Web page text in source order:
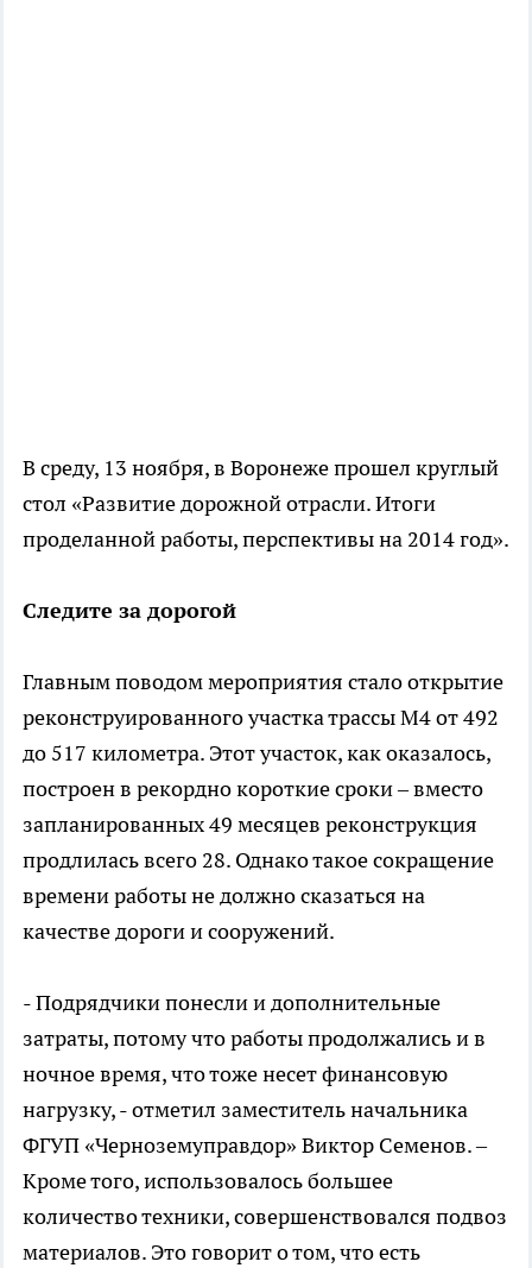
В среду, 13 ноября, в Воронеже прошел круглый
стол «Развитие дорожной отрасли. Итоги
проделанной работы, перспективы на 2014 год».
Следите за дорогой
Главным поводом мероприятия стало открытие
реконструированного участка трассы М4 от 492
до 517 километра. Этот участок, как оказалось,
построен в рекордно короткие сроки – вместо
запланированных 49 месяцев реконструкция
продлилась всего 28. Однако такое сокращение
времени работы не должно сказаться на
качестве дороги и сооружений.
- Подрядчики понесли и дополнительные
затраты, потому что работы продолжались и в
ночное время, что тоже несет финансовую
нагрузку, - отметил заместитель начальника
ФГУП «Черноземуправдор» Виктор Семенов. –
Кроме того, использовалось большее
количество техники, совершенствовался подвоз
материалов. Это говорит о том, что есть